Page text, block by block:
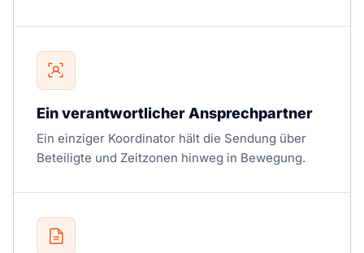
Ein verantwortlicher Ansprechpartner
Ein einziger Koordinator hält die Sendung über
Beteiligte und Zeitzonen hinweg in Bewegung.